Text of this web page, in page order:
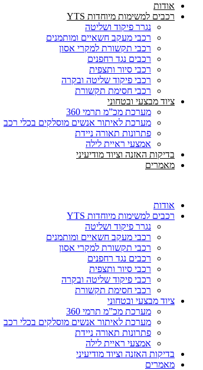
אודות
רכבים למשימות מיוחדות YTS
נגרר פיקוד ושליטה
רכבי מעקב חשאיים ומותמנים
רכבי תקשורת למקרי אסון
רכבים נגד רחפנים
רכבי סיור ותצפית
רכבי פיקוד שליטה ובקרה
רכבי חסימת תקשורת
ציוד מבצעי ובטחוני
מערכת מכ”מ תרמי 360
מערכת לאיתור אנשים מוסלקים בכלי רכב
פתרונות תאורה ניידת
אמצעי ראיית לילה
בדיקות האזנה וציוד מודיעיני
מאמרים
אודות
רכבים למשימות מיוחדות YTS
נגרר פיקוד ושליטה
רכבי מעקב חשאיים ומותמנים
רכבי תקשורת למקרי אסון
רכבים נגד רחפנים
רכבי סיור ותצפית
רכבי פיקוד שליטה ובקרה
רכבי חסימת תקשורת
ציוד מבצעי ובטחוני
מערכת מכ”מ תרמי 360
מערכת לאיתור אנשים מוסלקים בכלי רכב
פתרונות תאורה ניידת
אמצעי ראיית לילה
בדיקות האזנה וציוד מודיעיני
מאמרים